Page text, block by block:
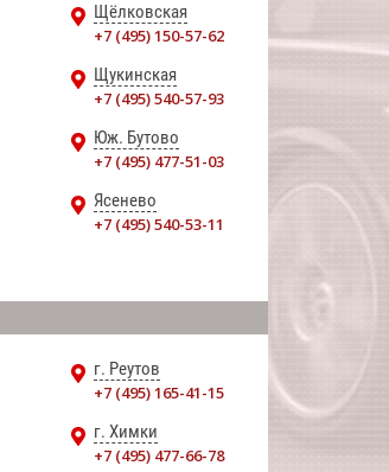
Щёлковская
+7 (495) 150-57-62
Щукинская
+7 (495) 540-57-93
Юж. Бутово
+7 (495) 477-51-03
Ясенево
+7 (495) 540-53-11
г. Реутов
+7 (495) 165-41-15
г. Химки
+7 (495) 477-66-78